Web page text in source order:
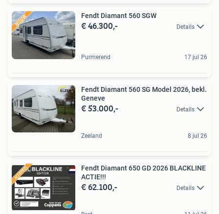
Fendt Diamant 560 SGW
€ 46.300,- Details
Purmerend 17 jul 26
Fendt Diamant 560 SG Model 2026, bekl.
Geneve
€ 53.000,- Details
Zeeland 8 jul 26
Fendt Diamant 650 GD 2026 BLACKLINE
ACTIE!!!
€ 62.100,- Details